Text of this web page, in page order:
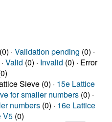
· Validation pending (0) ·
Valid (0) · Invalid (0) · Error
Sieve (0) · 15e Lattice
for smaller numbers (0) ·
numbers (0) · 16e Lattice
V5 (0)